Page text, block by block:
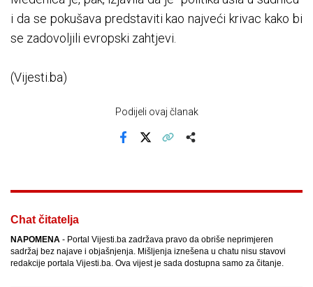
i da se pokušava predstaviti kao najveći krivac kako bi
se zadovoljili evropski zahtjevi.
(Vijesti.ba)
Podijeli ovaj članak
Chat čitatelja
NAPOMENA - Portal Vijesti.ba zadržava pravo da obriše neprimjeren
sadržaj bez najave i objašnjenja. Mišljenja iznešena u chatu nisu stavovi
redakcije portala Vijesti.ba. Ova vijest je sada dostupna samo za čitanje.